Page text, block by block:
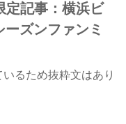
定記事：横浜ビ
ズンファンミ
るため抜粋文はあり